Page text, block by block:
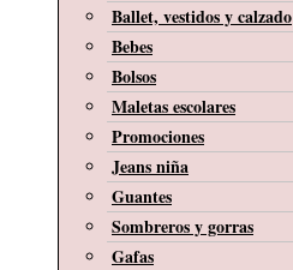
Ballet, vestidos y calzado
Bebes
Bolsos
Maletas escolares
Promociones
Jeans niña
Guantes
Sombreros y gorras
Gafas